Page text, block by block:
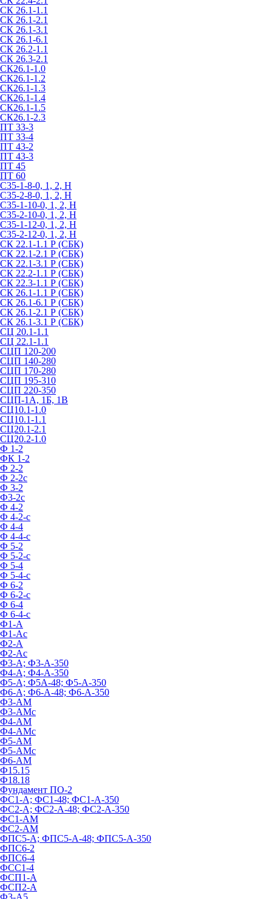
СК 26.1-1.1
СК 26.1-2.1
СК 26.1-3.1
СК 26.1-6.1
СК 26.2-1.1
СК 26.3-2.1
СК26.1-1.0
СК26.1-1.2
СК26.1-1.3
СК26.1-1.4
СК26.1-1.5
СК26.1-2.3
ПТ 33-3
ПТ 33-4
ПТ 43-2
ПТ 43-3
ПТ 45
ПТ 60
С35-1-8-0, 1, 2, Н
С35-2-8-0, 1, 2, Н
С35-1-10-0, 1, 2, Н
С35-2-10-0, 1, 2, Н
С35-1-12-0, 1, 2, Н
С35-2-12-0, 1, 2, Н
СК 22.1-1.1 Р (СБК)
СК 22.1-2.1 Р (СБК)
СК 22.1-3.1 Р (СБК)
СК 22.2-1.1 Р (СБК)
СК 22.3-1.1 Р (СБК)
СК 26.1-1.1 Р (СБК)
СК 26.1-6.1 Р (СБК)
СК 26.1-2.1 Р (СБК)
СК 26.1-3.1 Р (СБК)
СЦ 20.1-1.1
СЦ 22.1-1.1
СЦП 120-200
СЦП 140-280
СЦП 170-280
СЦП 195-310
СЦП 220-350
СЦП-1А, 1Б, 1В
СЦ10.1-1.0
СЦ10.1-1.1
СЦ20.1-2.1
СЦ20.2-1.0
Ф 1-2
ФК 1-2
Ф 2-2
Ф 2-2с
Ф 3-2
Ф3-2с
Ф 4-2
Ф 4-2-с
Ф 4-4
Ф 4-4-с
Ф 5-2
Ф 5-2-с
Ф 5-4
Ф 5-4-с
Ф 6-2
Ф 6-2-с
Ф 6-4
Ф 6-4-с
Ф1-А
Ф1-Ас
Ф2-А
Ф2-Ас
Ф3-А; Ф3-А-350
Ф4-А; Ф4-А-350
Ф5-А; Ф5А-48; Ф5-А-350
Ф6-А; Ф6-А-48; Ф6-А-350
Ф3-АМ
Ф3-АМс
Ф4-АМ
Ф4-АМс
Ф5-АМ
Ф5-АМс
Ф6-АМ
Ф15.15
Ф18.18
Фундамент ПО‑2
ФС1-А; ФС1-48; ФС1-А-350
ФС2-А; ФС2-А-48; ФС2-А-350
ФС1-АМ
ФС2-АМ
ФПС5-А; ФПС5-А-48; ФПС5-А-350
ФПС6-2
ФПС6-4
ФСС1-4
ФСП1-А
ФСП2-А
Ф3-А5